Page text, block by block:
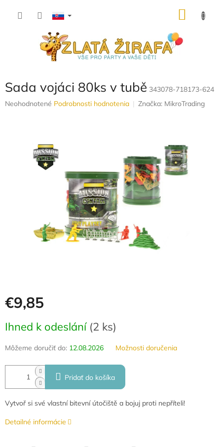
Sada vojáci 80ks v tubě 343078-718173-624
Priemerné
hviezdičiek.
Neohodnotené Podrobnosti hodnotenia Značka: MikroTrading
€9,85
cena:
Ihned k odeslání (2 ks)
Môžeme doručiť do: 12.08.2026 Možnosti doručenia
Pridať do košíka
Vytvoř si své vlastní bitevní útočiště a bojuj proti nepříteli!
Detailné informácie